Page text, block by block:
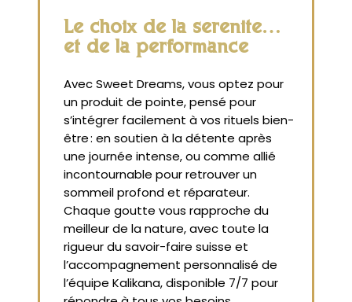
Le choix de la sérénité…
et de la performance
Avec Sweet Dreams, vous optez pour
un produit de pointe, pensé pour
s’intégrer facilement à vos rituels bien-
être : en soutien à la détente après
une journée intense, ou comme allié
incontournable pour retrouver un
sommeil profond et réparateur.
Chaque goutte vous rapproche du
meilleur de la nature, avec toute la
rigueur du savoir-faire suisse et
l’accompagnement personnalisé de
l’équipe Kalikana, disponible 7/7 pour